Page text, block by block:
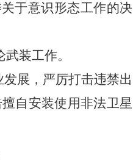
于意识形态工作的决
装工作。
展，严厉打击违禁出
自安装使用非法卫星